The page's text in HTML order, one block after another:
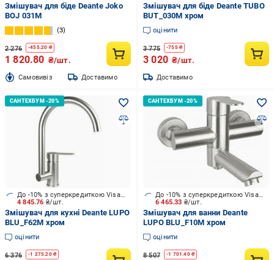
Змішувач для біде Deante Joko
BOJ 031M
3
2 276 -455.20 ₴
1 820.80 ₴/шт.
Cамовивіз Доставимо
Змішувач для біде Deante TUBO
BUT_030M хром
оцінити
3 775 -755₴
3 020 ₴/шт.
Доставимо
4 845.76 ₴/шт.
До -10% з суперкредиткою Visa Вигода
Змішувач для кухні Deante LUPO
BLU_F62M хром
оцінити
6 376 -1 275.20₴
6 465.33 ₴/шт.
До -10% з суперкредиткою Visa Вигода
Змішувач для ванни Deante
LUPO BLU_F10M хром
оцінити
8 507 -1 701.40₴